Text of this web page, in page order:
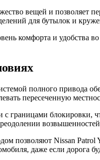
вещей и позволяет
для бутылок и
комфорта и
полного привода
пересеченную
границами блокировки,
позволяют Nissan
даже если дорога